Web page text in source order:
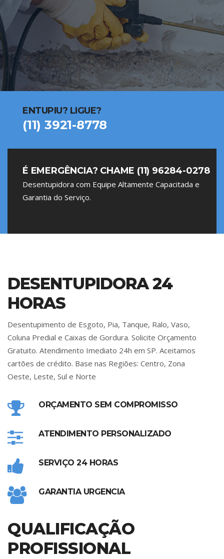
ENTUPIU? LIGUE?
(11) 3921-8778
É EMERGÊNCIA? CHAME (11) 96284-0278
Desentupidora com Equipe Altamente Capacitada e
Garantia do Serviço.
DESENTUPIDORA 24
HORAS
Desentupimento de Esgoto, Pia, Tanque, Ralo, Vaso,
Coluna Predial e Caixas de Gordura. Solicite Orçamento
Gratuito. Atendimento Imediato 24h em SP. Aceitamos
cartões de crédito. Base nas Regiões: Centro, Zona
Oeste, Leste, Sul e Norte
ORÇAMENTO SEM COMPROMISSO
ATENDIMENTO PERSONALIZADO
SERVIÇO 24 HORAS
GARANTIA URGENCIA
QUALIFICAÇÃO
PROFISSIONAL